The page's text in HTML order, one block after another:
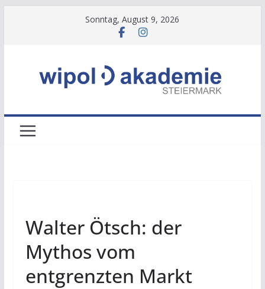
Sonntag, August 9, 2026
Walter Ötsch: der
Mythos vom
entgrenzten Markt